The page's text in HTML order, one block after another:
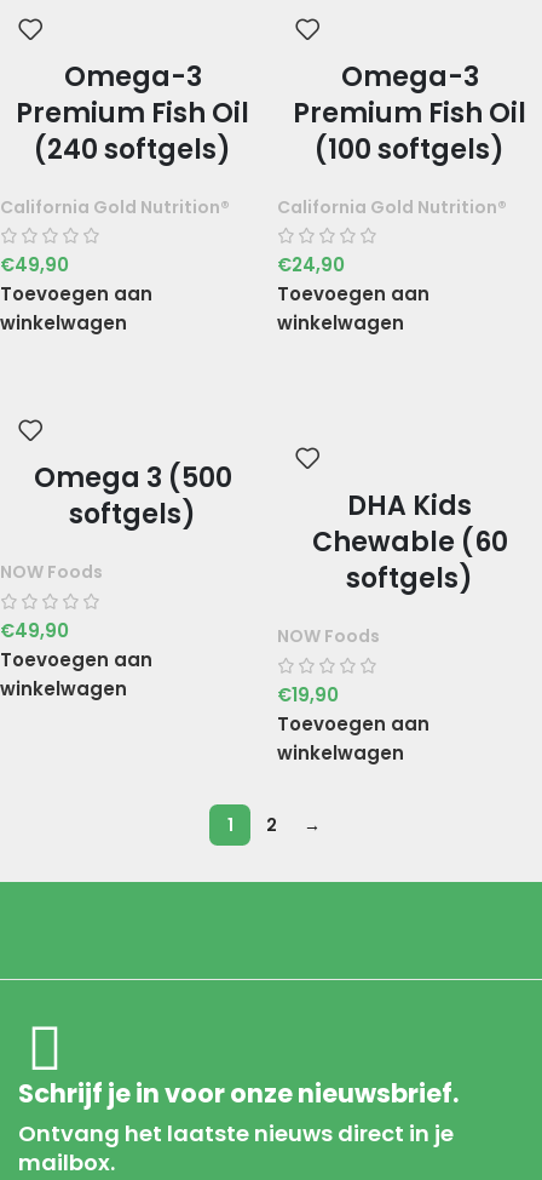
Omega-3
Premium Fish Oil
(240 softgels)
California Gold Nutrition®
€49,90
Toevoegen aan
winkelwagen
Omega-3
Premium Fish Oil
(100 softgels)
California Gold Nutrition®
€24,90
Toevoegen aan
winkelwagen
Omega 3 (500
softgels)
NOW Foods
€49,90
Toevoegen aan
winkelwagen
DHA Kids
Chewable (60
softgels)
NOW Foods
€19,90
Toevoegen aan
winkelwagen
1 2 →
Schrijf je in voor onze nieuwsbrief.
Ontvang het laatste nieuws direct in je
mailbox.